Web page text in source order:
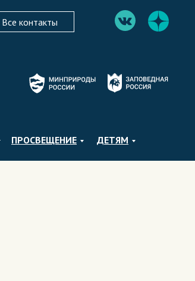
ПРОСВЕЩЕНИЕ ДЕТЯМ
Все контакты